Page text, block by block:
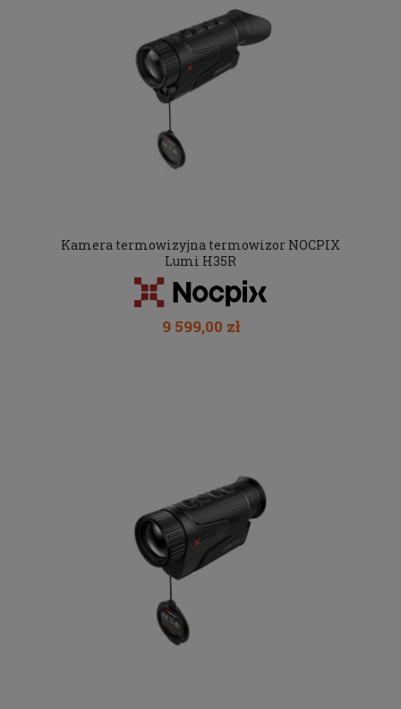
Kamera termowizyjna termowizor NOCPIX
Lumi H35R
9 599,00 zł